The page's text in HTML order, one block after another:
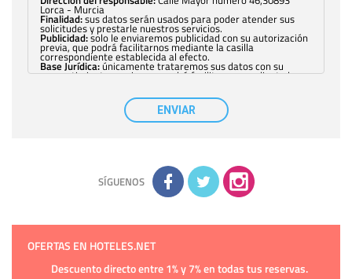
Lorca - Murcia
Finalidad:sus datos serán usados para poder atender sus
solicitudes y prestarle nuestros servicios.
Publicidad:solo le enviaremos publicidad con su autorización
previa, que podrá facilitarnos mediante la casilla
correspondiente establecida al efecto.
Base Jurídica:únicamente trataremos sus datos con su
consentimiento previo, que podrá facilitarnos mediante la
con carácter general, sólo el personal de
nuestra entidad que esté debidamente autorizado podrá
tener conocimiento de la información que le pedimos. No se
comunicarán datos a terceros.
adicional y detallada sobre cómo tratamos sus datos en la
política de privacidad
ENVIAR
SÍGUENOS
OFERTAS EN HOTELES.NET
Descuento directo entre 1% y 7% en todas tus reservas.